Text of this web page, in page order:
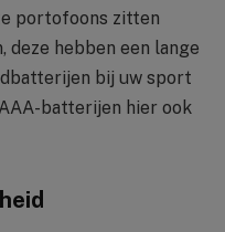
portofoons zitten
deze hebben een lange
bij uw sport
batterijen hier ook